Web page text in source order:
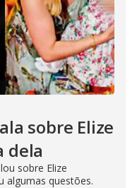
sobre Elize
dela
sobre Elize
algumas questões.